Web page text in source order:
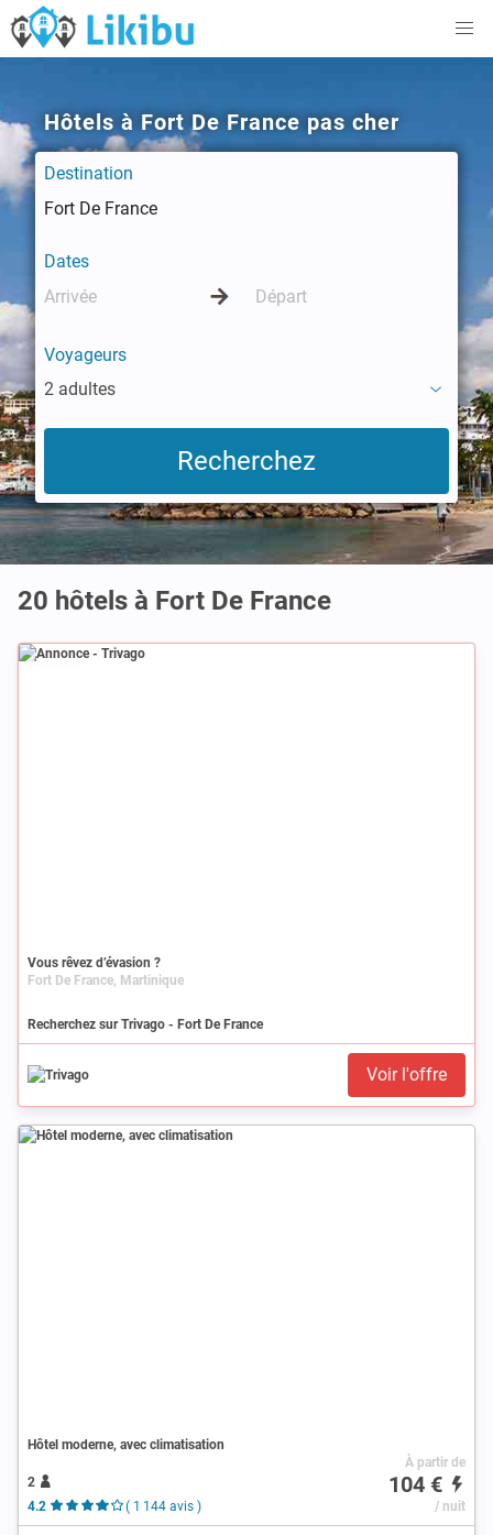
Hôtels à Fort De France pas cher
Destination
Dates
Voyageurs
2 adultes
20 hôtels à Fort De France
Annonce
Vous rêvez d’évasion ?
Fort De France, Martinique
Recherchez sur Trivago - Fort De France
Voir l'offre
Hôtel moderne, avec climatisation
2
4.2
( 1 144 avis )
À partir de
104 €
/ nuit